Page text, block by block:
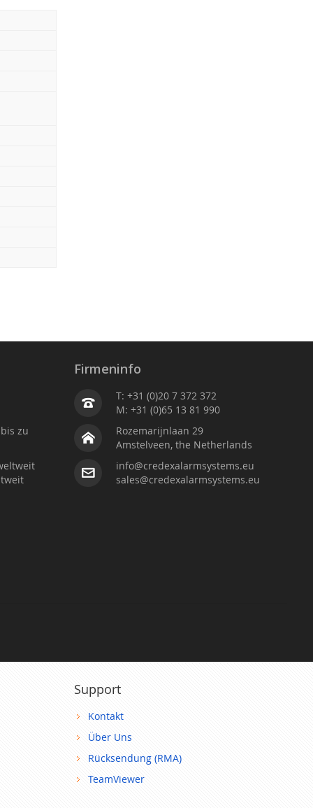
zu
Firmeninfo
T: +31 (0)20 7 372 372
M: +31 (0)65 13 81 990
Rozemarijnlaan 29
Amstelveen, the Netherlands
info@credexalarmsystems.eu
sales@credexalarmsystems.eu
Support
Kontakt
Über Uns
Rücksendung (RMA)
TeamViewer